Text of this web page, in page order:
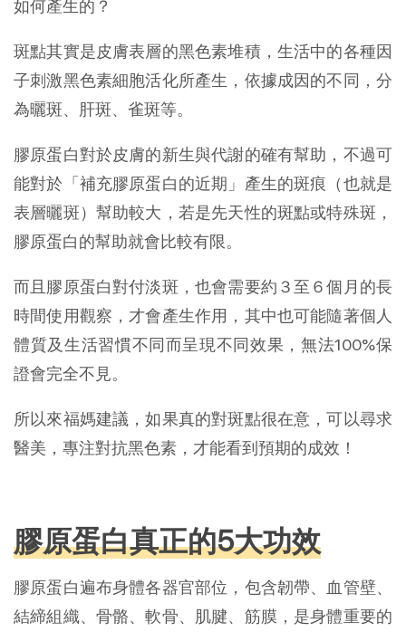
如何產生的？
斑點其實是皮膚表層的黑色素堆積，生活中的各種因
子刺激黑色素細胞活化所產生，依據成因的不同，分
為曬斑、肝斑、雀斑等。
膠原蛋白對於皮膚的新生與代謝的確有幫助，不過可
能對於「補充膠原蛋白的近期」產生的斑痕（也就是
表層曬斑）幫助較大，若是先天性的斑點或特殊斑，
膠原蛋白的幫助就會比較有限。
而且膠原蛋白對付淡斑，也會需要約３至６個月的長
時間使用觀察，才會產生作用，其中也可能隨著個人
體質及生活習慣不同而呈現不同效果，無法100%保
證會完全不見。
所以來福媽建議，如果真的對斑點很在意，可以尋求
醫美，專注對抗黑色素，才能看到預期的成效！
膠原蛋白真正的5大功效
膠原蛋白遍布身體各器官部位，包含韌帶、血管壁、
結締組織、骨骼、軟骨、肌腱、筋膜，是身體重要的